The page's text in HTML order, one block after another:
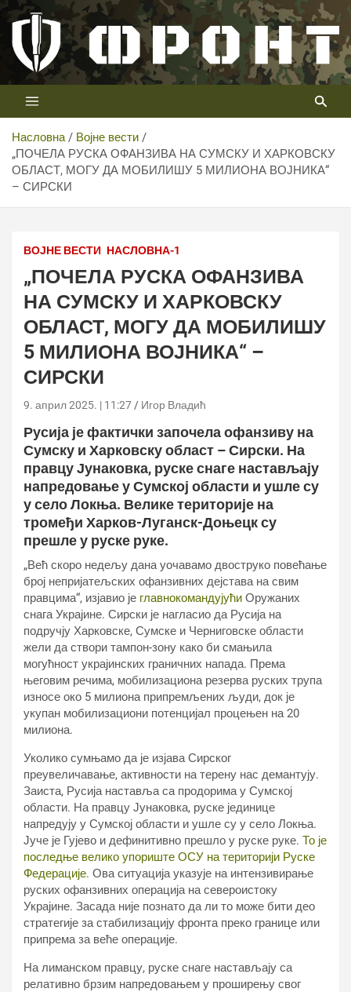
Скип
цонтент
Телевизија ФРОНТ
Први војни канал у Србији
Насловна
Војне вести
„ПОЧЕЛА РУСКА ОФАНЗИВА НА СУМСКУ И ХАРКОВСКУ
ОБЛАСТ, МОГУ ДА МОБИЛИШУ 5 МИЛИОНА ВОЈНИКА“
– СИРСКИ
ВОЈНЕ ВЕСТИ НАСЛОВНА-1
„ПОЧЕЛА РУСКА ОФАНЗИВА
НА СУМСКУ И ХАРКОВСКУ
ОБЛАСТ, МОГУ ДА МОБИЛИШУ
5 МИЛИОНА ВОЈНИКА“ –
СИРСКИ
9. април 2025. | 11:27 Игор Владић
Русија је фактички започела офанзиву на
Сумску и Харковску област – Сирски. На
правцу Јунаковка, руске снаге настављају
напредовање у Сумској области и ушле су
у село Локња. Велике територије на
тромеђи Харков-Луганск-Доњецк су
прешле у руске руке.
„Већ скоро недељу дана уочавамо двоструко повећање
број непријатељских офанзивних дејстава на свим
правцима“, изјавио је главнокомандујући Оружаних
снага Украјине. Сирски је нагласио да Русија на
подручју Харковске, Сумске и Черниговске области
жели да створи тампон-зону како би смањила
могућност украјинских граничних напада. Према
његовим речима, мобилизациона резерва руских трупа
износе око 5 милиона припремљених људи, док је
укупан мобилизациони потенцијал процењен на 20
милиона.
Уколико сумњамо да је изјава Сирског
преувеличавање, активности на терену нас демантују.
Заиста, Русија наставља са продорима у Сумској
области. На правцу Јунаковка, руске јединице
напредују у Сумској области и ушле су у село Локња.
Јуче је Гујево и дефинитивно прешло у руске руке. То је
последње велико упориште ОСУ на територији Руске
Федерације. Ова ситуација указује на интензивирање
руских офанзивних операција на североистоку
Украјине. Засада није познато да ли то може бити део
стратегије за стабилизацију фронта преко границе или
припрема за веће операције.
На лиманском правцу, руске снаге настављају са
релативно брзим напредовањем у проширењу свог